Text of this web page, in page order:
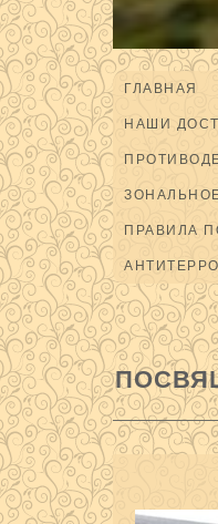
ГЛАВНАЯ
НАШИ
ПРАВИЛА